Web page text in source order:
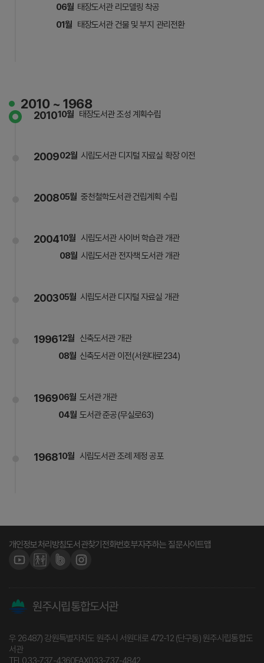
06월 태장도서관 리모델링 착공
01월 태장도서관 건물 및 부지 관리전환
2010 ~ 1968
201010월 태장도서관 조성 계획수립
200902월 시립도서관 디지털 자료실 확장 이전
200805월 중천철학도서관 건립계획 수립
200410월 시립도서관 사이버 학습관 개관
08월 시립도서관 전자책 도서관 개관
200305월 시립도서관 디지털 자료실 개관
199612월 신축도서관 개관
08월 신축도서관 이전(서원대로234)
196906월 도서관 개관
04월 도서관 준공(무실로63)
196810월 시립도서관 조례 제정 공포
개인정보처리방침도서관찾기 전화번호부자주하는 질문사이트맵
원주시립통합도서관
우 26487) 강원특별자치도 원주시 서원대로 472-12 (단구동) 원주시립통합도
서관
TEL 033-737-4360FAX033-737-4842